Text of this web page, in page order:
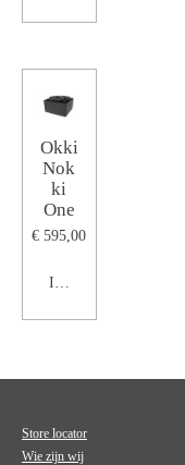
Okki
Nok
ki
One
€ 595,00
In winkelwagen
Store locator
Wie zijn wij